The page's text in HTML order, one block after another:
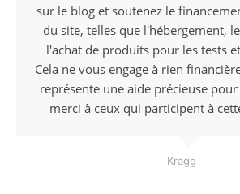
sur le blog et soutenez le
du site, telles que l'hébergement,
l'achat de produits pour les tests
Cela ne vous engage à rien
représente une aide précieuse
merci à ceux qui participent à
Kragg